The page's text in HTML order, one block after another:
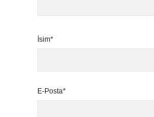
İsim*
E-Posta*